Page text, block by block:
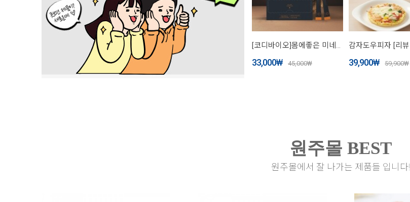
[코디바이오]몸에좋은 미네랄동충하초가 함유된 강남카페 골드믹스커피1호 60포 스틱형
33,000₩ 45,000₩ 39,900₩ 59,900₩
원주몰 BEST
원주몰에서 잘 나가는 제품들 입니다!